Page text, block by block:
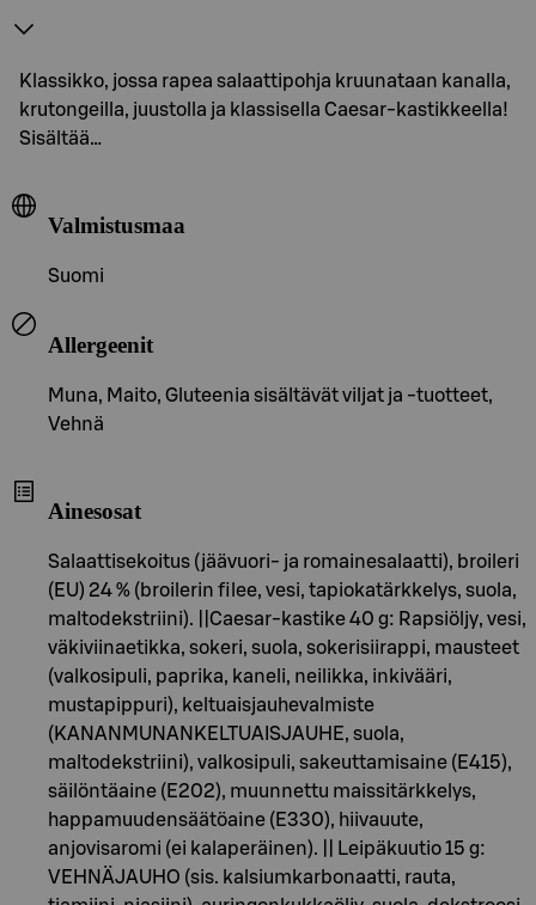
Klassikko, jossa rapea salaattipohja kruunataan kanalla,
krutongeilla, juustolla ja klassisella Caesar-kastikkeella!
Sisältää…
Valmistusmaa
Suomi
Allergeenit
Muna, Maito, Gluteenia sisältävät viljat ja -tuotteet,
Vehnä
Ainesosat
Salaattisekoitus (jäävuori- ja romainesalaatti), broileri
(EU) 24 % (broilerin filee, vesi, tapiokatärkkelys, suola,
maltodekstriini). ||Caesar-kastike 40 g: Rapsiöljy, vesi,
väkiviinaetikka, sokeri, suola, sokerisiirappi, mausteet
(valkosipuli, paprika, kaneli, neilikka, inkivääri,
mustapippuri), keltuaisjauhevalmiste
(KANANMUNANKELTUAISJAUHE, suola,
maltodekstriini), valkosipuli, sakeuttamisaine (E415),
säilöntäaine (E202), muunnettu maissitärkkelys,
happamuudensäätöaine (E330), hiivauute,
anjovisaromi (ei kalaperäinen). || Leipäkuutio 15 g:
VEHNÄJAUHO (sis. kalsiumkarbonaatti, rauta,